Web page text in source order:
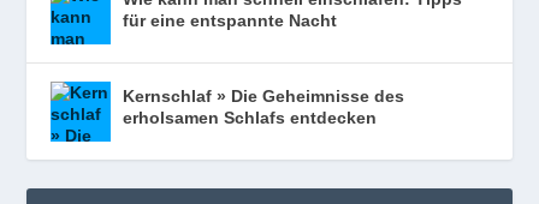
für eine entspannte Nacht
Kernschlaf » Die Geheimnisse des
erholsamen Schlafs entdecken